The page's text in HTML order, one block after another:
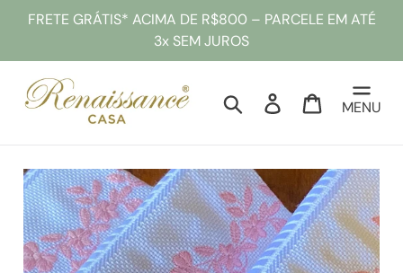
conteúdo
FRETE GRÁTIS* ACIMA DE R$800 – PARCELE EM ATÉ
3x SEM JUROS
PesquisarEntrar Sacola
MENU